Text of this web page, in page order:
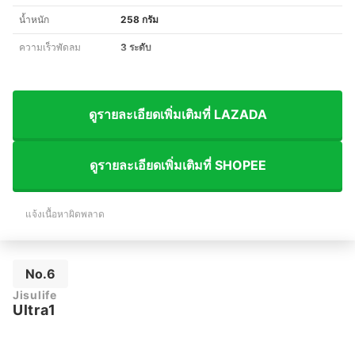
น้ำหนัก 258 กรัม
ความเร็วพัดลม 3 ระดับ
ดูรายละเอียดเพิ่มเติมที่ LAZADA
ดูรายละเอียดเพิ่มเติมที่ SHOPEE
แจ้งเนื้อหาผิดพลาด
No.6
Jisulife
Ultra1